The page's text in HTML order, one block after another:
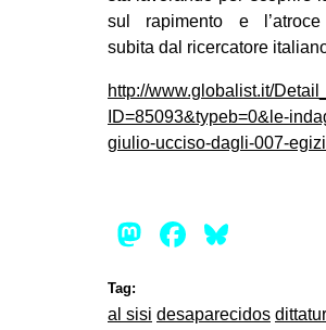
sul rapimento e
subita dal ricercatore
http://www.globalist.it/
ID=85093&typeb=0&le-
giulio-ucciso-dagli-007-
Mastodon
Facebook
Tag:
al sisi desaparecidos